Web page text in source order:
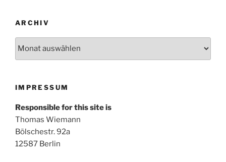
ARCHIV
IMPRESSUM
Responsible for this site is
Thomas Wiemann
Bölschestr. 92a
12587 Berlin